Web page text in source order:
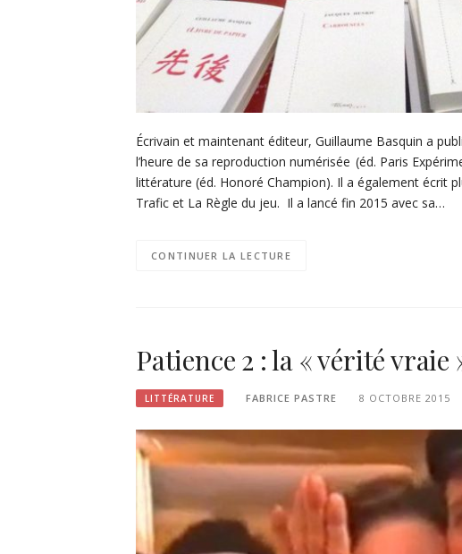
Écrivain et maintenant éditeur, Guillaume Basquin a
l’heure de sa reproduction numérisée (éd. Paris
littérature (éd. Honoré Champion). Il a également écrit
Trafic et La Règle du jeu. Il a lancé fin 2015 avec sa…
CONTINUER LA LECTURE
Patience 2 : la « vérité
LITTÉRATURE FABRICE PASTRE 8 OCTOBRE 2015